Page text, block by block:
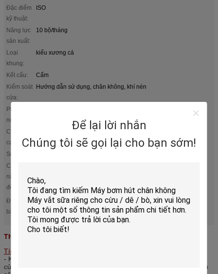
Để lại lời nhắn
Chúng tôi sẽ gọi lại cho bạn sớm!
Đặc điểm
kỹ thuật:
ISO
Năng lực
sản xuất:
10 bộ/tháng
Loại
khung:
kiểu xương cá
Kết cấu:
Cấm
Kiểm soát
cửa:
Hướng dẫn sử dụng, chân không, khí nén
Phạm vi
nơi bò:
Chất liệu
cạnh:
Tấm thép không gỉ hoặc mạ kẽm
Sửa cạnh:
Các tính
năng tự
động:
Điểm nổi
bật:
Bố trí xương cá Thiết bị vắt sữa bò sữa,
Máy vắt sữa di động loại bỏ cốc tự động ,
Thông số kỹ thuật ISO Phòng vắt sữa xương cá
Thiết bị chuồng vắt sữa bò
Tính năng và Công dụng:
- Khung kiểu xương cá hoặc
của mỗi đơn vị riêng biệt với các đơn vị linh hoạt. Cấu trúc treo: có